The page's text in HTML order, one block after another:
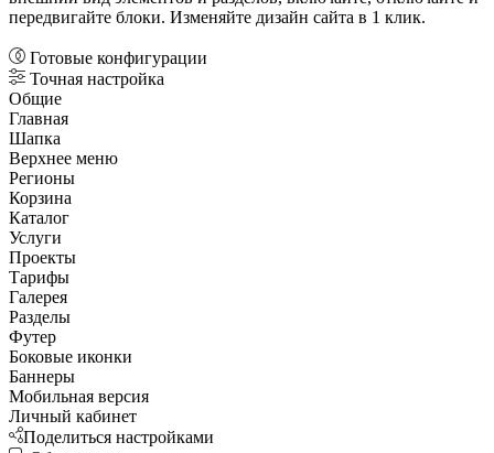
передвигайте блоки. Изменяйте дизайн сайта в 1 клик.
Готовые конфигурации
Точная настройка
Общие
Главная
Шапка
Верхнее меню
Регионы
Корзина
Каталог
Услуги
Проекты
Тарифы
Галерея
Разделы
Футер
Боковые иконки
Баннеры
Мобильная версия
Личный кабинет
Поделиться настройками